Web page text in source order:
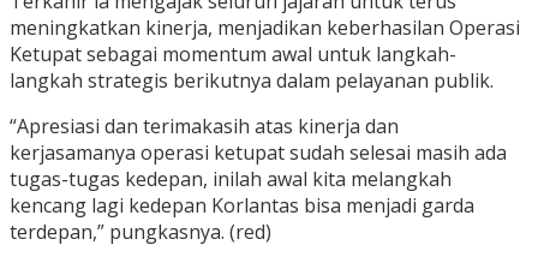
meningkatkan kinerja, menjadikan keberhasilan Operasi
Ketupat sebagai momentum awal untuk langkah-
langkah strategis berikutnya dalam pelayanan publik.
“Apresiasi dan terimakasih atas kinerja dan
kerjasamanya operasi ketupat sudah selesai masih ada
tugas-tugas kedepan, inilah awal kita melangkah
kencang lagi kedepan Korlantas bisa menjadi garda
terdepan,” pungkasnya. (red)